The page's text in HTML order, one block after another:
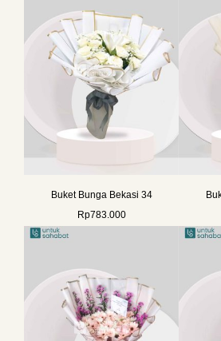
Buket Bunga Bekasi 34
Rp783.000